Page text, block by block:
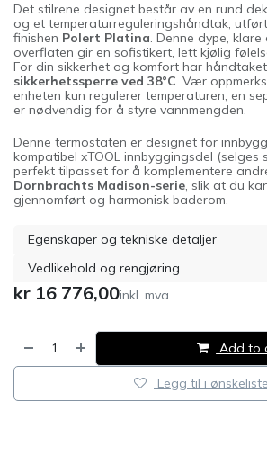
Det stilrene designet består av en rund
og et temperaturreguleringshåndtak,
finishen Polert Platina. Denne dype,
overflaten gir en sofistikert, lett kjølig
For din sikkerhet og komfort har
sikkerhetssperre ved 38°C. Vær
enheten kun regulerer temperaturen; en
er nødvendig for å styre vannmengden.
Denne termostaten er designet for
kompatibel xTOOL innbyggingsdel (selges
perfekt tilpasset for å komplementere
Dornbrachts Madison-serie, slik at du
gjennomført og harmonisk baderom.
Egenskaper og tekniske detaljer
Vedlikehold og rengjøring
kr 16 776,00inkl. mva.
Add to
Legg til i ønskeliste